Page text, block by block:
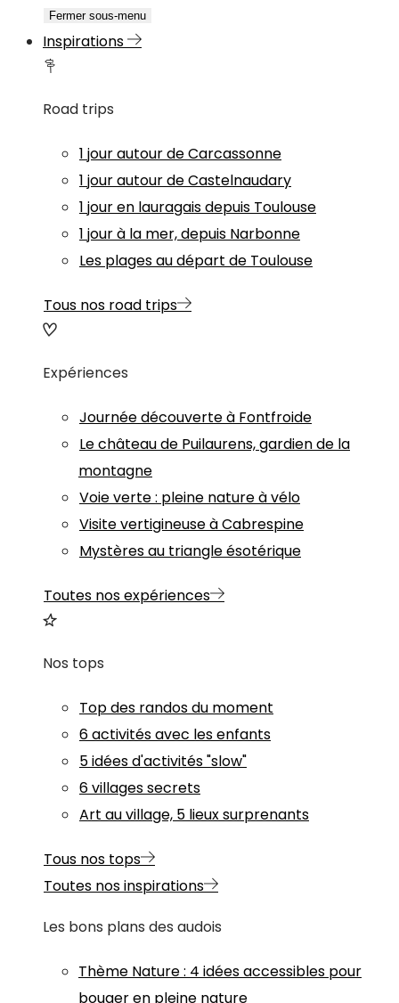
Fermer sous-menu
Inspirations
Road trips
1 jour autour de Carcassonne
1 jour autour de Castelnaudary
1 jour en lauragais depuis Toulouse
1 jour à la mer, depuis Narbonne
Les plages au départ de Toulouse
Tous nos road trips
Expériences
Journée découverte à Fontfroide
Le château de Puilaurens, gardien de la
montagne
Voie verte : pleine nature à vélo
Visite vertigineuse à Cabrespine
Mystères au triangle ésotérique
Toutes nos expériences
Nos tops
Top des randos du moment
6 activités avec les enfants
5 idées d'activités "slow"
6 villages secrets
Art au village, 5 lieux surprenants
Tous nos tops
Toutes nos inspirations
Les bons plans des audois
Thème Nature: 4 idées accessibles pour
bouger en pleine nature